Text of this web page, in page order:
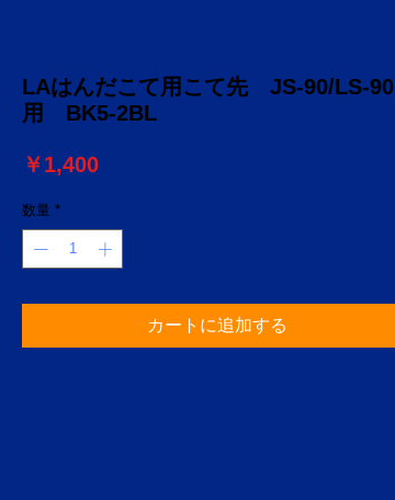
LAはんだこて用こて先 JS-90/LS-90
用 BK5-2BL
￥1,400価
数量 *
カートに追加する